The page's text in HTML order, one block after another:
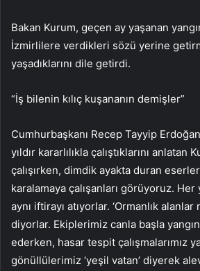
Bakan Kurum, geçen ay yaşanan
İzmirlilere verdikleri sözü yerine
yaşadıklarını dile getirdi.
“İş bilenin kılıç kuşananın demişler”
Cumhurbaşkanı Recep Tayyip
yıldır kararlılıkla çalıştıklarını anlatan
çalışırken, dimdik ayakta duran
karalamaya çalışanları görüyoruz. Her
aynı iftirayı atıyorlar. ‘Ormanlık alanlar
diyorlar. Ekiplerimiz canla başla
ederken, hasar tespit çalışmalarımız
gönüllülerimiz ‘yeşil vatan’ diyerek